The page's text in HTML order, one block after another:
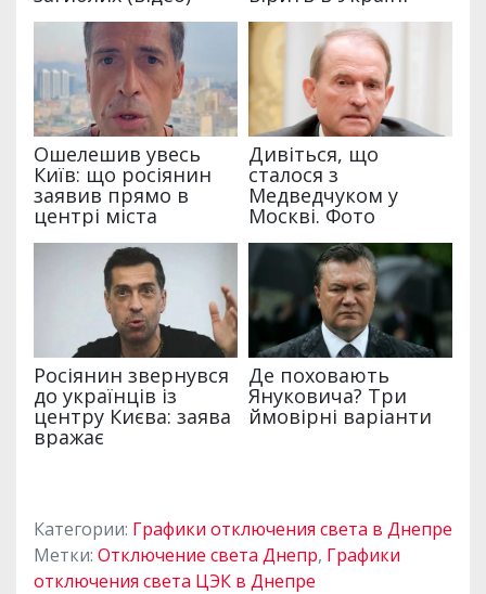
Категории: Графики отключения света в Днепре
Метки: Отключение света Днепр, Графики
отключения света ЦЭК в Днепре